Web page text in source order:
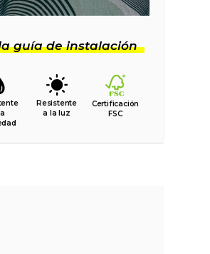
guía de instalación
Resistente
a la luz
Certificación
FSC